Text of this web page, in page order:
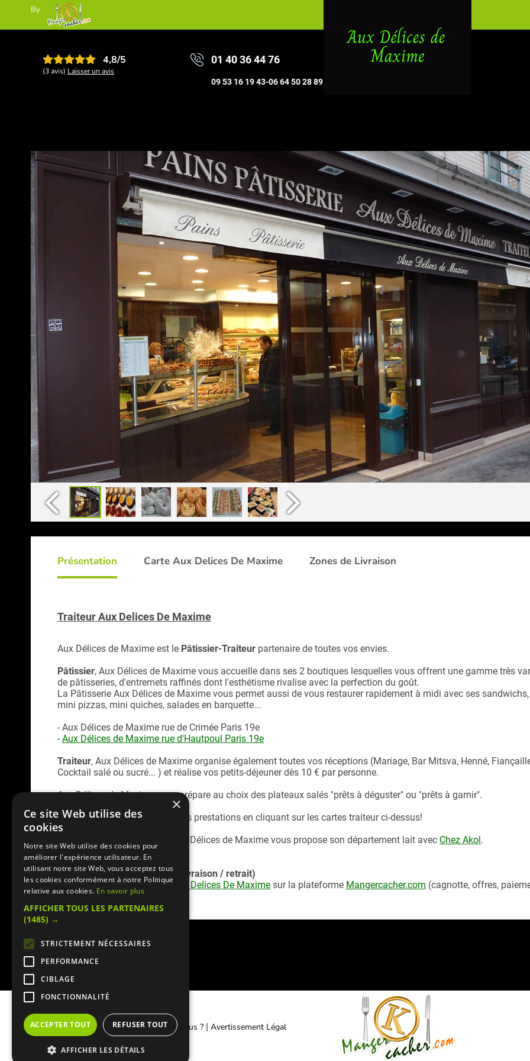
By
01 40 36 44 76
09 53 16 19 43-06 64 50 28 89
4,8/5
(3 avis) Laisser un avis
Présentation Carte Aux Delices De Maxime Zones de Livraison
Traiteur Aux Delices De Maxime
Aux Délices de Maxime est le Pâtissier-Traiteur partenaire de toutes vos envies.
Pâtissier, Aux Délices de Maxime vous accueille dans ses 2 boutiques lesquelles vous offrent une gamme très
de pâtisseries, d'entremets raffinés dont l'esthétisme rivalise avec la perfection du goût.
La Pâtisserie Aux Délices de Maxime vous permet aussi de vous restaurer rapidement à midi avec ses sandwichs,
mini pizzas, mini quiches, salades en barquette...
- Aux Délices de Maxime rue de Crimée Paris 19e
- Aux Délices de Maxime rue d'Hautpoul Paris 19e
Traiteur, Aux Délices de Maxime organise également toutes vos réceptions (Mariage, Bar Mitsva, Henné,
Cocktail salé ou sucré... ) et réalise vos petits-déjeuner dès 10 € par personne.
Aux Délices de Maxime vous prépare au choix des plateaux salés "prêts à déguster" ou "prêts à garnir".
Consultez quelques unes de nos prestations en cliquant sur les cartes traiteur ci-dessus!
Pour vos réceptions halavi, Aux Délices de Maxime vous propose son département lait avec Chez Akol.
Service commande en ligne (livraison / retrait)
Retrouvez lacarte livraison Aux Delices De Maxime sur la plateforme Mangercacher.com (cagnotte, offres,
en ligne sécurisé)
Contacter Manger cacher|Qui sommes-nous ? | Avertissement Légal
×
Ce site Web utilise des
cookies
Notre site Web utilise des cookies pour
améliorer l'expérience utilisateur. En
utilisant notre site Web, vous acceptez tous
les cookies conformément à notre Politique
relative aux cookies. En savoir plus
AFFICHER TOUS LES PARTENAIRES
(1485) →
STRICTEMENT NÉCESSAIRES
PERFORMANCE
CIBLAGE
FONCTIONNALITÉ
ACCEPTER TOUT REFUSER TOUT
AFFICHER LES DÉTAILS